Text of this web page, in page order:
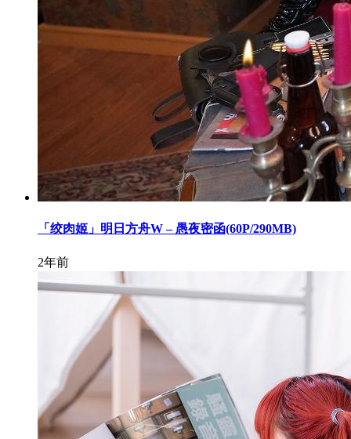
「绞肉姬」明日方舟W – 愚夜密函(60P/290MB)
2年前